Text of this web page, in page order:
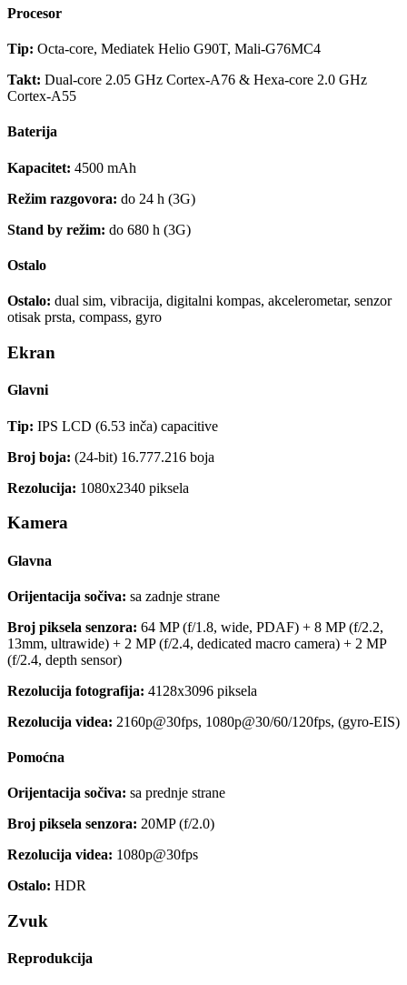
Procesor
Tip: Octa-core, Mediatek Helio G90T, Mali-G76MC4
Takt: Dual-core 2.05 GHz Cortex-A76 & Hexa-core 2.0 GHz
Cortex-A55
Baterija
Kapacitet: 4500 mAh
Režim razgovora: do 24 h (3G)
Stand by režim: do 680 h (3G)
Ostalo
Ostalo: dual sim, vibracija, digitalni kompas, akcelerometar, senzor
otisak prsta, compass, gyro
Ekran
Glavni
Tip: IPS LCD (6.53 inča) capacitive
Broj boja: (24-bit) 16.777.216 boja
Rezolucija: 1080x2340 piksela
Kamera
Glavna
Orijentacija sočiva: sa zadnje strane
Broj piksela senzora: 64 MP (f/1.8, wide, PDAF) + 8 MP (f/2.2,
13mm, ultrawide) + 2 MP (f/2.4, dedicated macro camera) + 2 MP
(f/2.4, depth sensor)
Rezolucija fotografija: 4128x3096 piksela
Rezolucija videa: 2160p@30fps, 1080p@30/60/120fps, (gyro-EIS)
Pomoćna
Orijentacija sočiva: sa prednje strane
Broj piksela senzora: 20MP (f/2.0)
Rezolucija videa: 1080p@30fps
Ostalo: HDR
Zvuk
Reprodukcija